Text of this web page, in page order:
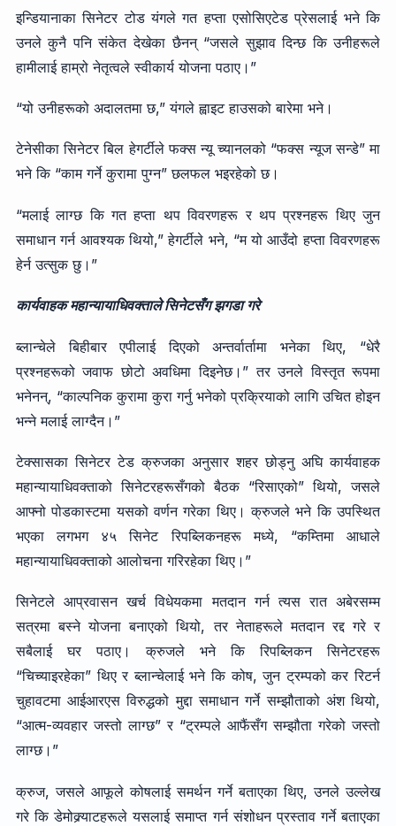
इन्डियानाका सिनेटर टोड यंगले गत हप्ता एसोसिएटेड प्रेसलाई भने कि
उनले कुनै पनि संकेत देखेका छैनन् “जसले सुझाव दिन्छ कि उनीहरूले
हामीलाई हाम्रो नेतृत्वले स्वीकार्य योजना पठाए।”
“यो उनीहरूको अदालतमा छ,” यंगले ह्वाइट हाउसको बारेमा भने।
टेनेसीका सिनेटर बिल हेगर्टीले फक्स न्यू च्यानलको “फक्स न्यूज सन्डे” मा
भने कि “काम गर्ने कुरामा पुग्न” छलफल भइरहेको छ।
“मलाई लाग्छ कि गत हप्ता थप विवरणहरू र थप प्रश्नहरू थिए जुन
समाधान गर्न आवश्यक थियो,” हेगर्टीले भने, “म यो आउँदो हप्ता विवरणहरू
हेर्न उत्सुक छु।”
कार्यवाहक महान्यायाधिवक्ताले सिनेटसँग झगडा गरे
ब्लान्चेले बिहीबार एपीलाई दिएको अन्तर्वार्तामा भनेका थिए, “धेरै
प्रश्नहरूको जवाफ छोटो अवधिमा दिइनेछ।” तर उनले विस्तृत रूपमा
भनेनन्, “काल्पनिक कुरामा कुरा गर्नु भनेको प्रक्रियाको लागि उचित होइन
भन्ने मलाई लाग्दैन।”
टेक्सासका सिनेटर टेड क्रुजका अनुसार शहर छोड्नु अघि कार्यवाहक
महान्यायाधिवक्ताको सिनेटरहरूसँगको बैठक “रिसाएको” थियो, जसले
आफ्नो पोडकास्टमा यसको वर्णन गरेका थिए। क्रुजले भने कि उपस्थित
भएका लगभग ४५ सिनेट रिपब्लिकनहरू मध्ये, “कम्तिमा आधाले
महान्यायाधिवक्ताको आलोचना गरिरहेका थिए।”
सिनेटले आप्रवासन खर्च विधेयकमा मतदान गर्न त्यस रात अबेरसम्म
सत्रमा बस्ने योजना बनाएको थियो, तर नेताहरूले मतदान रद्द गरे र
सबैलाई घर पठाए। क्रुजले भने कि रिपब्लिकन सिनेटरहरू
“चिच्याइरहेका” थिए र ब्लान्चेलाई भने कि कोष, जुन ट्रम्पको कर रिटर्न
चुहावटमा आईआरएस विरुद्धको मुद्दा समाधान गर्ने सम्झौताको अंश थियो,
“आत्म-व्यवहार जस्तो लाग्छ” र “ट्रम्पले आफैंसँग सम्झौता गरेको जस्तो
लाग्छ।”
क्रुज, जसले आफूले कोषलाई समर्थन गर्ने बताएका थिए, उनले उल्लेख
गरे कि डेमोक्र्याटहरूले यसलाई समाप्त गर्न संशोधन प्रस्ताव गर्ने बताएका